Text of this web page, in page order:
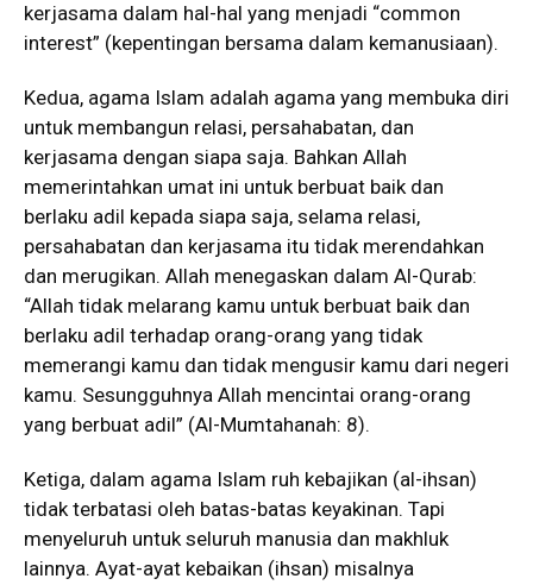
kerjasama dalam hal-hal yang menjadi “common
interest” (kepentingan bersama dalam kemanusiaan).
Kedua, agama Islam adalah agama yang membuka diri
untuk membangun relasi, persahabatan, dan
kerjasama dengan siapa saja. Bahkan Allah
memerintahkan umat ini untuk berbuat baik dan
berlaku adil kepada siapa saja, selama relasi,
persahabatan dan kerjasama itu tidak merendahkan
dan merugikan. Allah menegaskan dalam Al-Qurab:
“Allah tidak melarang kamu untuk berbuat baik dan
berlaku adil terhadap orang-orang yang tidak
memerangi kamu dan tidak mengusir kamu dari negeri
kamu. Sesungguhnya Allah mencintai orang-orang
yang berbuat adil” (Al-Mumtahanah: 8).
Ketiga, dalam agama Islam ruh kebajikan (al-ihsan)
tidak terbatasi oleh batas-batas keyakinan. Tapi
menyeluruh untuk seluruh manusia dan makhluk
lainnya. Ayat-ayat kebaikan (ihsan) misalnya